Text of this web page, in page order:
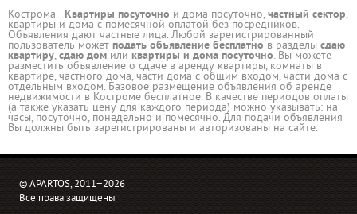
Кострома - Квартиры посуточно и дома посуточно,частный сектор,
квартиры и дома с помесячной оплатой без посредников.
Объявления дают частные лица. Любой зарегистрированный
пользователь может подать объявление бесплатно в разделы сдаю
квартиру,сдаю дом или квартиры и дома посуточно. Вы можете
разместить объявление о сдаче в аренду квартиры, комнаты в
квартире, частного дома, части дома с общим входом, части дома с
отдельным входом. Базовое размещение объявления об аренде
недвижимости в Костроме бесплатное. В качестве периодов оплаты
(а также указать цену для каждого периода) можно указывать: на
часы, посуточно, понедельно и помесячно. Для подачи объявления
Вы должны быть зарегистрированы и авторизованы на сайте.
© APARTOS, 2011−2026
Все права защищены